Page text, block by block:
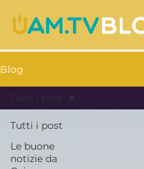
Blog
Tutti i post
Le buone
notizie da
Tutti i post